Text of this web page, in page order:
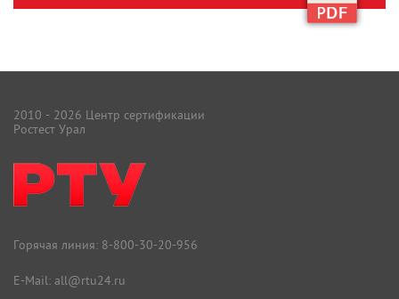
2010 - 2026 Центр сертификации
Ростест Урал
Горячая линия: 8-800-30-20-956
E-Mail: all@rtu24.ru